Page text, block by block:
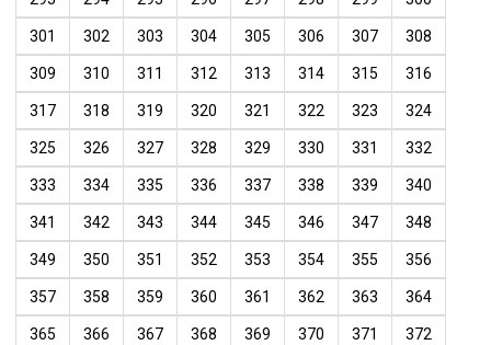
301 302 303 304 305 306 307 308
309 310 311 312 313 314 315 316
317 318 319 320 321 322 323 324
325 326 327 328 329 330 331 332
333 334 335 336 337 338 339 340
341 342 343 344 345 346 347 348
349 350 351 352 353 354 355 356
357 358 359 360 361 362 363 364
365 366 367 368 369 370 371 372